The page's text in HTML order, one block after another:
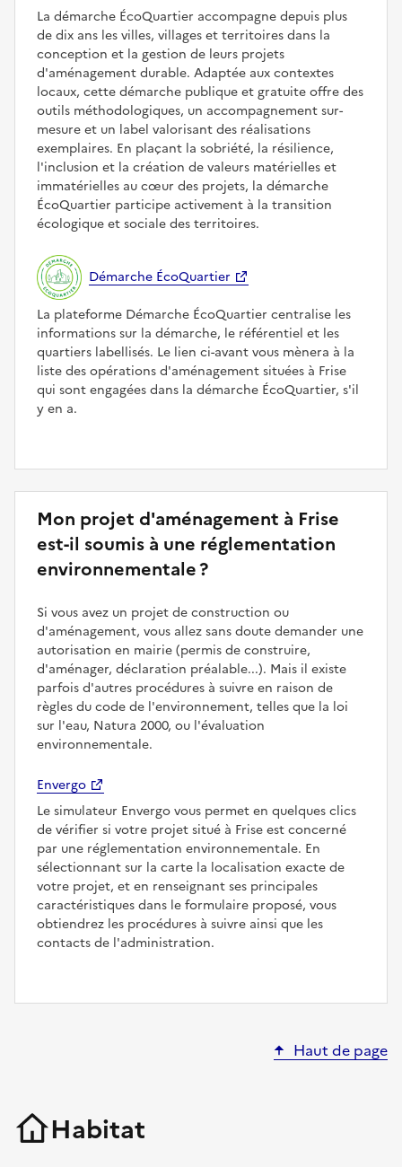
La démarche ÉcoQuartier accompagne depuis plus
de dix ans les villes, villages et territoires dans la
conception et la gestion de leurs projets
d'aménagement durable. Adaptée aux contextes
locaux, cette démarche publique et gratuite offre des
outils méthodologiques, un accompagnement sur-
mesure et un label valorisant des réalisations
exemplaires. En plaçant la sobriété, la résilience,
l'inclusion et la création de valeurs matérielles et
immatérielles au cœur des projets, la démarche
ÉcoQuartier participe activement à la transition
écologique et sociale des territoires.
Démarche ÉcoQuartier
La plateforme Démarche ÉcoQuartier centralise les
informations sur la démarche, le référentiel et les
quartiers labellisés. Le lien ci-avant vous mènera à la
liste des opérations d'aménagement situées à Frise
qui sont engagées dans la démarche ÉcoQuartier, s'il
y en a.
Mon projet d'aménagement à Frise
est-il soumis à une réglementation
environnementale ?
Si vous avez un projet de construction ou
d'aménagement, vous allez sans doute demander une
autorisation en mairie (permis de construire,
d'aménager, déclaration préalable...). Mais il existe
parfois d'autres procédures à suivre en raison de
règles du code de l'environnement, telles que la loi
sur l'eau, Natura 2000, ou l'évaluation
environnementale.
Envergo
Le simulateur Envergo vous permet en quelques clics
de vérifier si votre projet situé à Frise est concerné
par une réglementation environnementale. En
sélectionnant sur la carte la localisation exacte de
votre projet, et en renseignant ses principales
caractéristiques dans le formulaire proposé, vous
obtiendrez les procédures à suivre ainsi que les
contacts de l'administration.
Haut de page
Habitat